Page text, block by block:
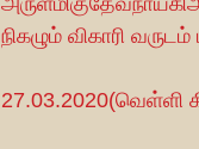
நிகழும் விகாரி
27.03.2020(வெள்ளி